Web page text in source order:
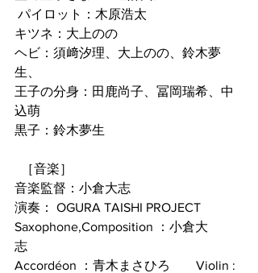
パイロット：木原浩太
キツネ：大上のの
ヘビ：須﨑汐理、大上のの、鈴木夢
生、
王子の分身：田鹿尚子、冨岡瑞希、中
込萌
黒子：鈴木夢生
  ［音楽］
音楽監督：小倉大志
演奏： OGURA TAISHI PROJECT
Saxophone,Composition ：小倉大
志
Accordéon ：青木まさひろ　　Violin :